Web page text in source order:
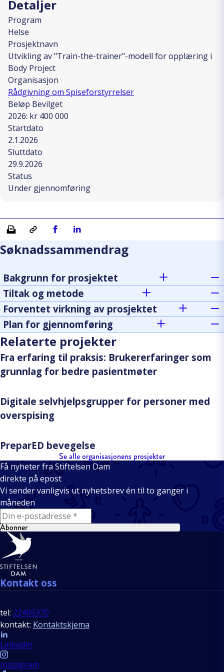
Detaljer
Program
Helse
Prosjektnavn
Utvikling av "Train-the-trainer"-modell for opplæring i
Body Project
Organisasjon
Rådgivning om Spiseforstyrrelser
Beløp Bevilget
2026: kr 400 000
Startdato
2.1.2026
Sluttdato
29.9.2026
Status
Under gjennomføring
Skriv ut Kopiera länkDel på Facebook
Del på Linkedin
Søknadssammendrag
Bakgrunn for prosjektet
Tiltak og metode
Forventet virkning av prosjektet
Plan for gjennomføring
Relaterte projekter
Fra erfaring til praksis: Brukererfaringer som
grunnlag for bedre pasientmøter
Digitale selvhjelpsgrupper for personer med
overspising
PreparED bevegelse
Se alle organisasjonens prosjekter
Få nyheter fra Stiftelsen Dam
direkte på epost
Vi sender vanligvis ut nyhetsbrev én til to ganger i
måneden
E-mail
Abonner
Bunntekst
Kontakt oss
tel: 22405370
kontakt: Kontaktskjema
Follow us
LinkedIn
Instagram